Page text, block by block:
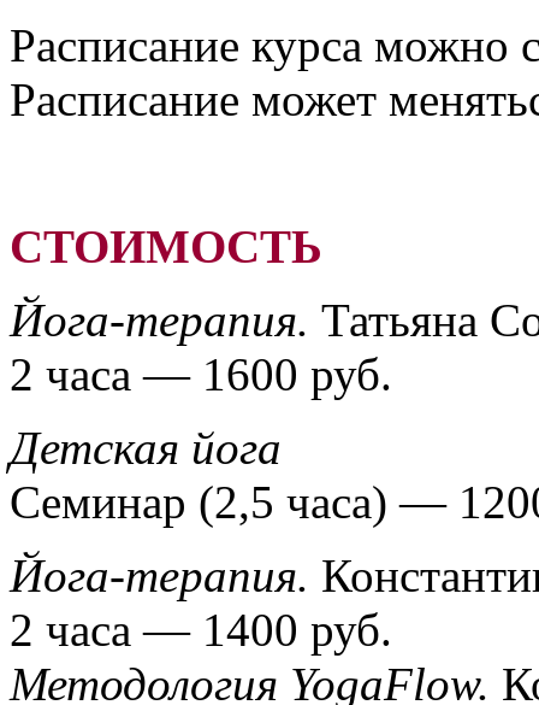
Расписание курса можно
Расписание может
СТОИМОСТЬ
Йога-терапия. Татьяна
2 часа — 1600 руб.
Детская йога
Семинар (2,5 часа) —
Йога-терапия.
2 часа — 1400 руб.
Методология YogaFlow.